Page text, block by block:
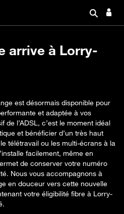
arrive à Lorry-
est désormais disponible pour
et adaptée à vos
de l’ADSL, c’est le moment idéal
et bénéficier d’un très haut
télétravail ou les multi-écrans à la
facilement, même en
de conserver votre numéro
Nous vous accompagnons à
en douceur vers cette nouvelle
votre éligibilité fibre à Lorry-